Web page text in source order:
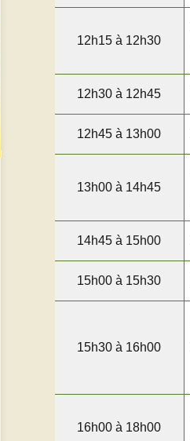
12h15 à 12h30
12h30 à 12h45
12h45 à 13h00
13h00 à 14h45
14h45 à 15h00
15h00 à 15h30
15h30 à 16h00
16h00 à 18h00